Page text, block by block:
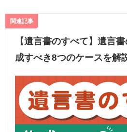
関連記事
【遺言書のすべて】遺言
成すべき8つのケースを解